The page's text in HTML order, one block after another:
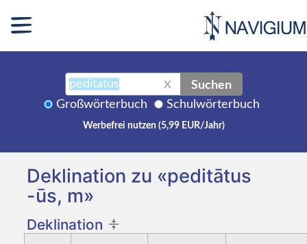
X Suchen
Großwörterbuch Schulwörterbuch
Werbefrei nutzen (5,99 EUR/Jahr)
Deklination zu «peditātus
-ūs, m»
Deklination